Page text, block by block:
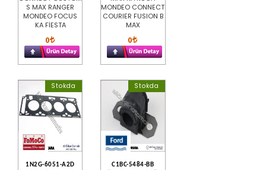
S MAX RANGER
MONDEO FOCUS
KA FİESTA
0
MONDEO CONNECT
COURIER FUSION B
MAX
0
Stokda
1N2G-6051-A2D
Stokda
C1BC-5484-BB